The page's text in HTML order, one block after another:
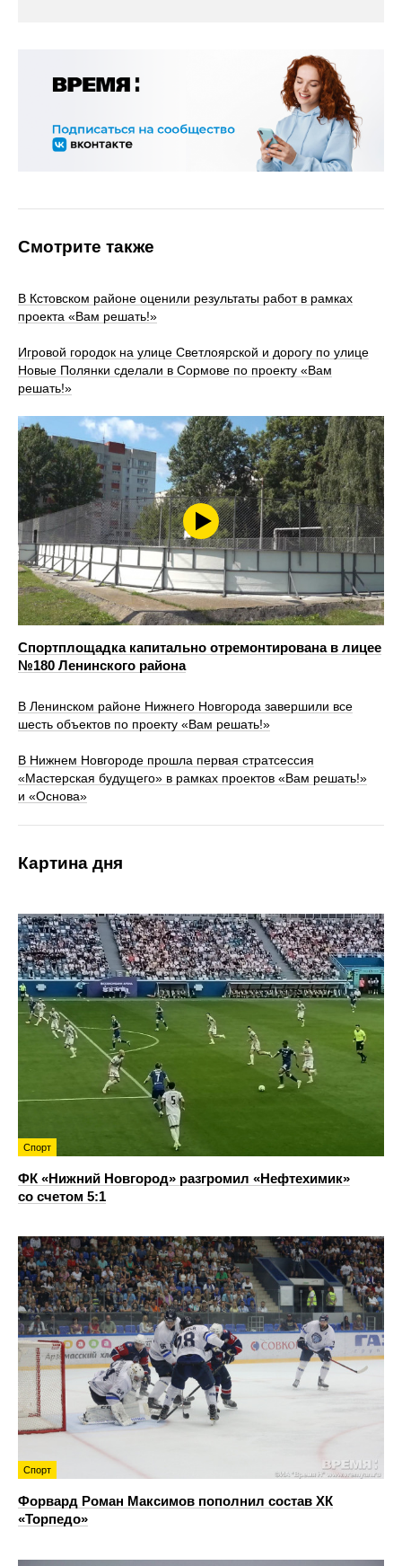
Смотрите также
В Кстовском районе оценили результаты работ в рамках
проекта «Вам решать!»
Игровой городок на улице Светлоярской и дорогу по улице
Новые Полянки сделали в Сормове по проекту «Вам
решать!»
Спортплощадка капитально отремонтирована в лицее
№180 Ленинского района
В Ленинском районе Нижнего Новгорода завершили все
шесть объектов по проекту «Вам решать!»
В Нижнем Новгороде прошла первая стратсессия
«Мастерская будущего» в рамках проектов «Вам решать!»
и «Основа»
Картина дня
Спорт
ФК «Нижний Новгород» разгромил «Нефтехимик»
со счетом 5:1
Спорт
Форвард Роман Максимов пополнил состав ХК
«Торпедо»